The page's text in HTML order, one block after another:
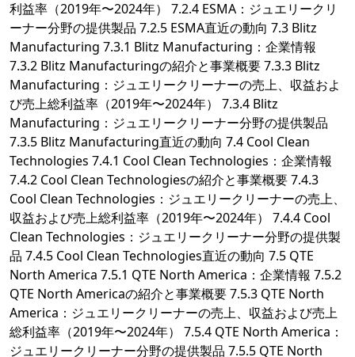
利益率（2019年〜2024年） 7.2.4 ESMA：ジュエリークリ
ーナー分野の提供製品 7.2.5 ESMA直近の動向 7.3 Blitz
Manufacturing 7.3.1 Blitz Manufacturing：企業情報
7.3.2 Blitz Manufacturingの紹介と事業概要 7.3.3 Blitz
Manufacturing：ジュエリークリーナーの売上、収益およ
び売上総利益率（2019年〜2024年） 7.3.4 Blitz
Manufacturing：ジュエリークリーナー分野の提供製品
7.3.5 Blitz Manufacturing直近の動向 7.4 Cool Clean
Technologies 7.4.1 Cool Clean Technologies：企業情報
7.4.2 Cool Clean Technologiesの紹介と事業概要 7.4.3
Cool Clean Technologies：ジュエリークリーナーの売上、
収益および売上総利益率（2019年〜2024年） 7.4.4 Cool
Clean Technologies：ジュエリークリーナー分野の提供製
品 7.4.5 Cool Clean Technologies直近の動向 7.5 QTE
North America 7.5.1 QTE North America：企業情報 7.5.2
QTE North Americaの紹介と事業概要 7.5.3 QTE North
America：ジュエリークリーナーの売上、収益および売上
総利益率（2019年〜2024年） 7.5.4 QTE North America：
ジュエリークリーナー分野の提供製品 7.5.5 QTE North